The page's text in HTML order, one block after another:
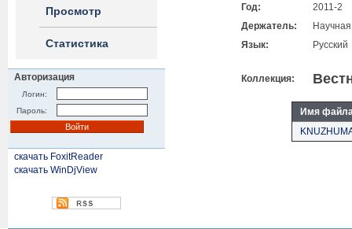
Просмотр
Статистика
Авторизация
Логин:
Пароль:
скачать FoxitReader
скачать WinDjView
Год:
2011-2
Держатель:
Язык:
Русский
Коллекция:
Имя